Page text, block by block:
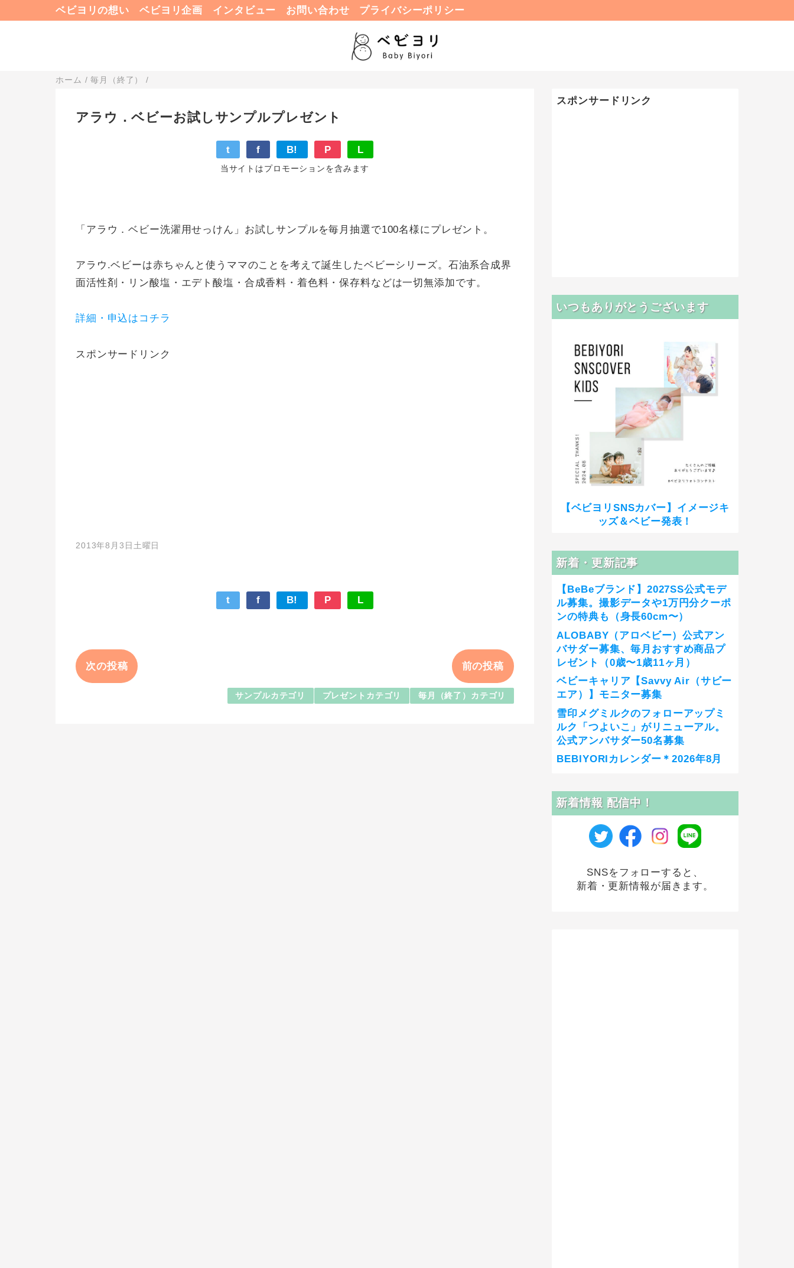
ベビヨリの想い ベビヨリ企画 インタビュー お問い合わせ プライバシーポリシー
ホーム /毎月（終了） /
アラウ．ベビーお試しサンプルプレゼント
t f B! P L
当サイトはプロモーションを含みます
「アラウ．ベビー洗濯用せっけん」お試しサンプルを毎月抽選で100名様にプレゼント。
アラウ.ベビーは赤ちゃんと使うママのことを考えて誕生したベビーシリーズ。石油系合成界
面活性剤・リン酸塩・エデト酸塩・合成香料・着色料・保存料などは一切無添加です。
詳細・申込はコチラ
スポンサードリンク
2013年8月3日土曜日
t f B! P L
次の投稿 前の投稿
サンプルカテゴリ プレゼントカテゴリ 毎月（終了）カテゴリ
スポンサードリンク
いつもありがとうございます
【ベビヨリSNSカバー】イメージキ
ッズ＆ベビー発表！
新着・更新記事
【BeBeブランド】2027SS公式モデ
ル募集。撮影データや1万円分クーポ
ンの特典も（身長60cm〜）
ALOBABY（アロベビー）公式アン
バサダー募集、毎月おすすめ商品プ
レゼント（0歳〜1歳11ヶ月）
ベビーキャリア【Savvy Air（サビー
エア）】モニター募集
雪印メグミルクのフォローアップミ
ルク「つよいこ」がリニューアル。
公式アンバサダー50名募集
BEBIYORIカレンダー＊2026年8月
新着情報 配信中！
SNSをフォローすると、
新着・更新情報が届きます。